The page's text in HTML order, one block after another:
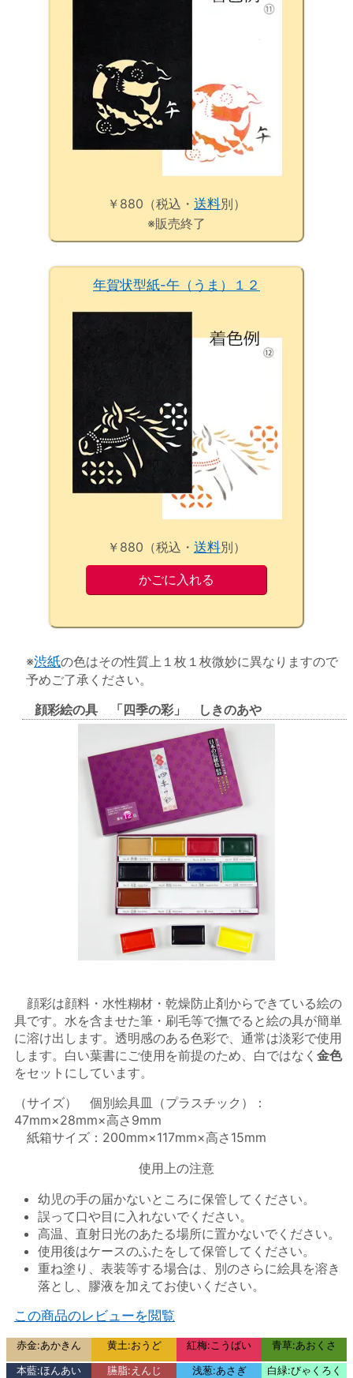
￥880（税込・ 送料別）
※販売終了
年賀状型紙-午（うま）１２
￥880（税込・ 送料別）
※渋紙の色はその性質上１枚１枚微妙に異なりますので
予めご了承ください。
顔彩絵の具 「四季の彩」 しきのあや
顔彩は顔料・水性糊材・乾燥防止剤からできている絵の
具です。水を含ませた筆・刷毛等で撫でると絵の具が簡単
に溶け出します。透明感のある色彩で、通常は淡彩で使用
します。白い葉書にご使用を前提のため、白ではなく 金色
をセットにしています。
（サイズ） 個別絵具皿（プラスチック）：
47mm×28mm×高さ9mm
紙箱サイズ：200mm×117mm×高さ15mm
使用上の注意
幼児の手の届かないところに保管してください。
誤って口や目に入れないでください。
高温、直射日光のあたる場所に置かないでください。
使用後はケースのふたをして保管してください。
重ね塗り、表装等する場合は、別のさらに絵具を溶き
落とし、膠液を加えてお使いください。
この商品のレビューを閲覧
赤金:あかきん 黄土:おうど 紅梅:こうばい 青草:あおくさ
本藍:ほんあい 臙脂:えんじ 浅葱:あさぎ 白緑:びゃくろく